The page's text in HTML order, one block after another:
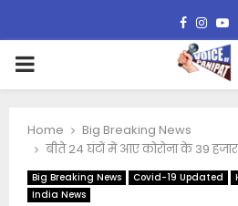
Facebook
PRIMARY
Home
Big Breaking News
बीते 24 घंटों में आए कोरोना के 39
Big Breaking News Covid-19 Updated
India News